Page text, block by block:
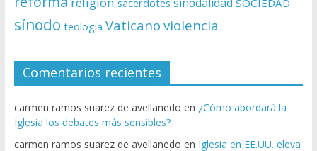
sacerdotes SOCIEDAD
sínodo teología Vaticano violencia
Comentarios recientes
carmen ramos suarez de avellanedo en ¿Cómo abordará la
Iglesia los debates más sensibles?
carmen ramos suarez de avellanedo en Iglesia en EE.UU. eleva